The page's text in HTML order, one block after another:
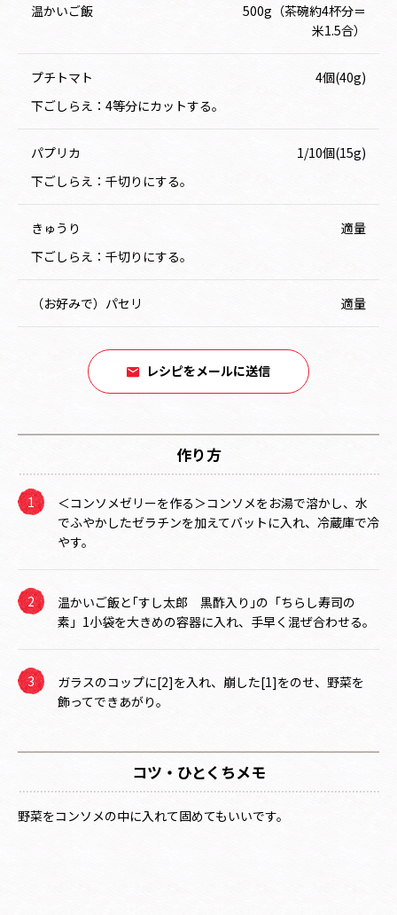
温かいご飯
500g（茶碗約4杯分＝
米1.5合）
プチトマト
4個(40g)
下ごしらえ：4等分にカットする。
パプリカ
1/10個(15g)
下ごしらえ：千切りにする。
きゅうり
適量
下ごしらえ：千切りにする。
（お好みで）パセリ 適量
レシピをメールに送信
作り方
＜コンソメゼリーを作る＞コンソメをお湯で溶かし、水
でふやかしたゼラチンを加えてバットに入れ、冷蔵庫で冷
やす。
温かいご飯と｢すし太郎 黒酢入り｣の「ちらし寿司の
素」1小袋を大きめの容器に入れ、手早く混ぜ合わせる。
ガラスのコップに[2]を入れ、崩した[1]をのせ、野菜を
飾ってできあがり。
コツ・ひとくちメモ
野菜をコンソメの中に入れて固めてもいいです。